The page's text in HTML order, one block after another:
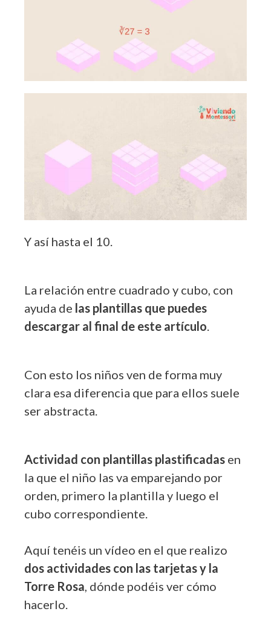
Y así hasta el 10.
La relación entre cuadrado y cubo, con
ayuda de las plantillas que puedes
descargar al final de este artículo.
Con esto los niños ven de forma muy
clara esa diferencia que para ellos suele
ser abstracta.
Actividad con plantillas plastificadas en
la que el niño las va emparejando por
orden, primero la plantilla y luego el
cubo correspondiente.
Aquí tenéis un vídeo en el que realizo
dos actividades con las tarjetas y la
Torre Rosa, dónde podéis ver cómo
hacerlo.